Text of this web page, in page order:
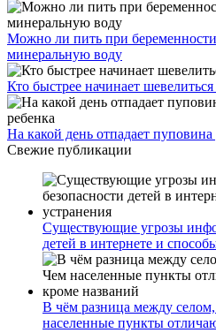
Можно ли пить при
минеральную воду
Кто быстрее начинает
На какой день отпадает
Свежие публикации
Существующие угрозы
детей в интернете и
В чём разница между
населенные пункты